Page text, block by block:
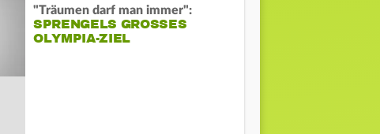
"Träumen darf man immer":
SPRENGELS GROSSES O
LYMPIA-ZIEL